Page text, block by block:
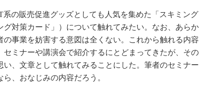
の販売促進グッズとしても人気を集めた「スキミング
グ対策カード」）について触れてみたい。なお、あらか
の事業を妨害する意図は全くない。これから触れる内容
ミナーや講演会で紹介するにとどまってきたが、その
い、文章として触れてみることにした。筆者のセミナー
、おなじみの内容だろう。